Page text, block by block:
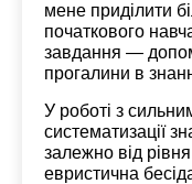
мене приділити
початкового
завдання —
прогалини в
У роботі з
систематизації
залежно від
евристична